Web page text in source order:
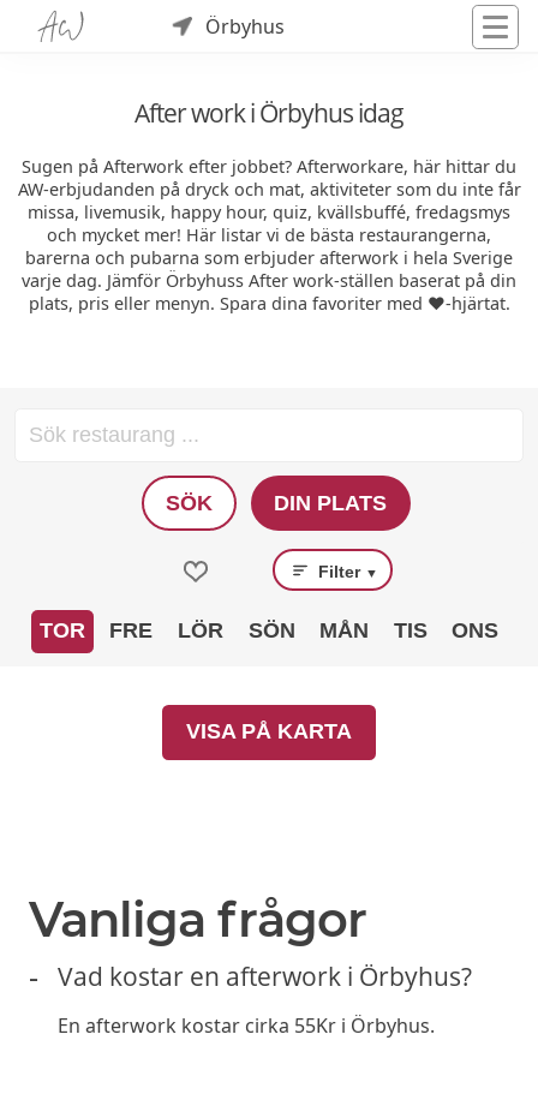
Örbyhus
After work i Örbyhus idag
Sugen på Afterwork efter jobbet? Afterworkare, här hittar du
AW-erbjudanden på dryck och mat, aktiviteter som du inte får
missa, livemusik, happy hour, quiz, kvällsbuffé, fredagsmys
och mycket mer! Här listar vi de bästa restaurangerna,
barerna och pubarna som erbjuder afterwork i hela Sverige
varje dag. Jämför Örbyhuss After work-ställen baserat på din
plats, pris eller menyn. Spara dina favoriter med ❤️-hjärtat.
SÖK DIN PLATS
Filter ▼
TOR FRE LÖR SÖN MÅN TIS ONS
VISA PÅ KARTA
Vanliga frågor
Vad kostar en afterwork i Örbyhus?
En afterwork kostar cirka 55Kr i Örbyhus.